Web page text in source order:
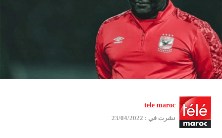
tele maroc
نشرت في : 23/04/2022